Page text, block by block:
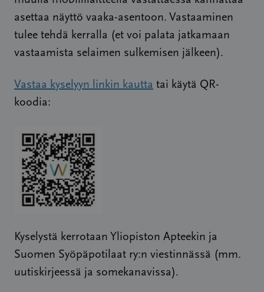
asettaa näyttö vaaka-asentoon. Vastaaminen
tulee tehdä kerralla (et voi palata jatkamaan
vastaamista selaimen sulkemisen jälkeen).
Vastaa kyselyyn linkin kautta tai käytä QR-
koodia:
Kyselystä kerrotaan Yliopiston Apteekin ja
Suomen Syöpäpotilaat ry:n viestinnässä (mm.
uutiskirjeessä ja somekanavissa).